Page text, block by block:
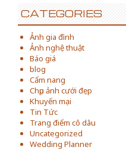
CATEGORIES
Ảnh gia đình
Ảnh nghệ thuật
Báo giá
blog
Cẩm nang
Chụp ảnh cưới đẹp
Khuyến mại
Tin Tức
Trang điểm cô dâu
Uncategorized
Wedding Planner